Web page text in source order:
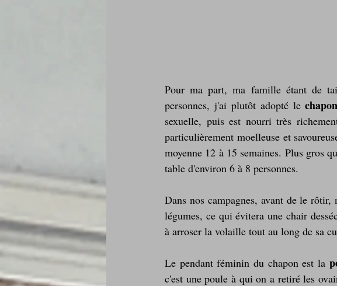
Pour ma part, ma famille étant de
personnes, j'ai plutôt adopté le chapon
sexuelle, puis est nourri très
particulièrement moelleuse et
moyenne 12 à 15 semaines. Plus gros
table d'environ 6 à 8 personnes.
Dans nos campagnes, avant de le
légumes, ce qui évitera une chair
à arroser la volaille tout au long de sa
Le pendant féminin du chapon est la
c'est une poule à qui on a retiré les